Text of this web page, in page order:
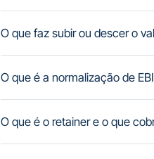
O que faz subir ou descer o
O que é a normalização de
O que é o retainer e o que